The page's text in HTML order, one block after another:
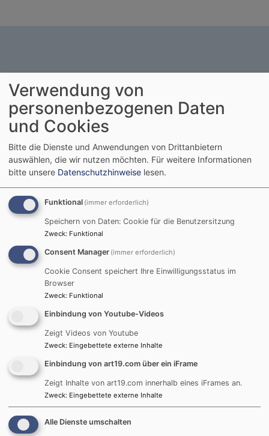
Mitarbeiter in Aktion (MiA)
An unseren Mitarbeiter-Abenden werden Aktionen
und vieles mehr.
Neben Organisatorischem darf natürlich die
Gemeinschaft, Spaß und der Glaube nicht zu kurz
kommen.
Wir treffen uns jeden2. Donnerstag um 18.00 Uhr im
Jugendraum(Adam-Krafft-Straße 33).
Wenn Du die Arbeit der Jugend von St Johannis mit
gestalten willst, bist Du herzlich eingeladen.
JugendKeller
Verwendung von
personenbezogenen Daten
und Cookies
Bitte die Dienste und Anwendungen von Drittanbietern
auswählen, die wir nutzen möchten. Für weitere Informationen
bitte unsere Datenschutzhinweise lesen.
Funktional (immer erforderlich)
Speichern von Daten: Cookie für die Benutzersitzung
Zweck: Funktional
Consent Manager (immer erforderlich)
Cookie Consent speichert Ihre Einwilligungsstatus im
Browser
Zweck: Funktional
Einbindung von Youtube-Videos
Zeigt Videos von Youtube
Zweck: Eingebettete externe Inhalte
Einbindung von art19.com über ein iFrame
Zeigt Inhalte von art19.com innerhalb eines iFrames an.
Zweck: Eingebettete externe Inhalte
Alle Dienste umschalten